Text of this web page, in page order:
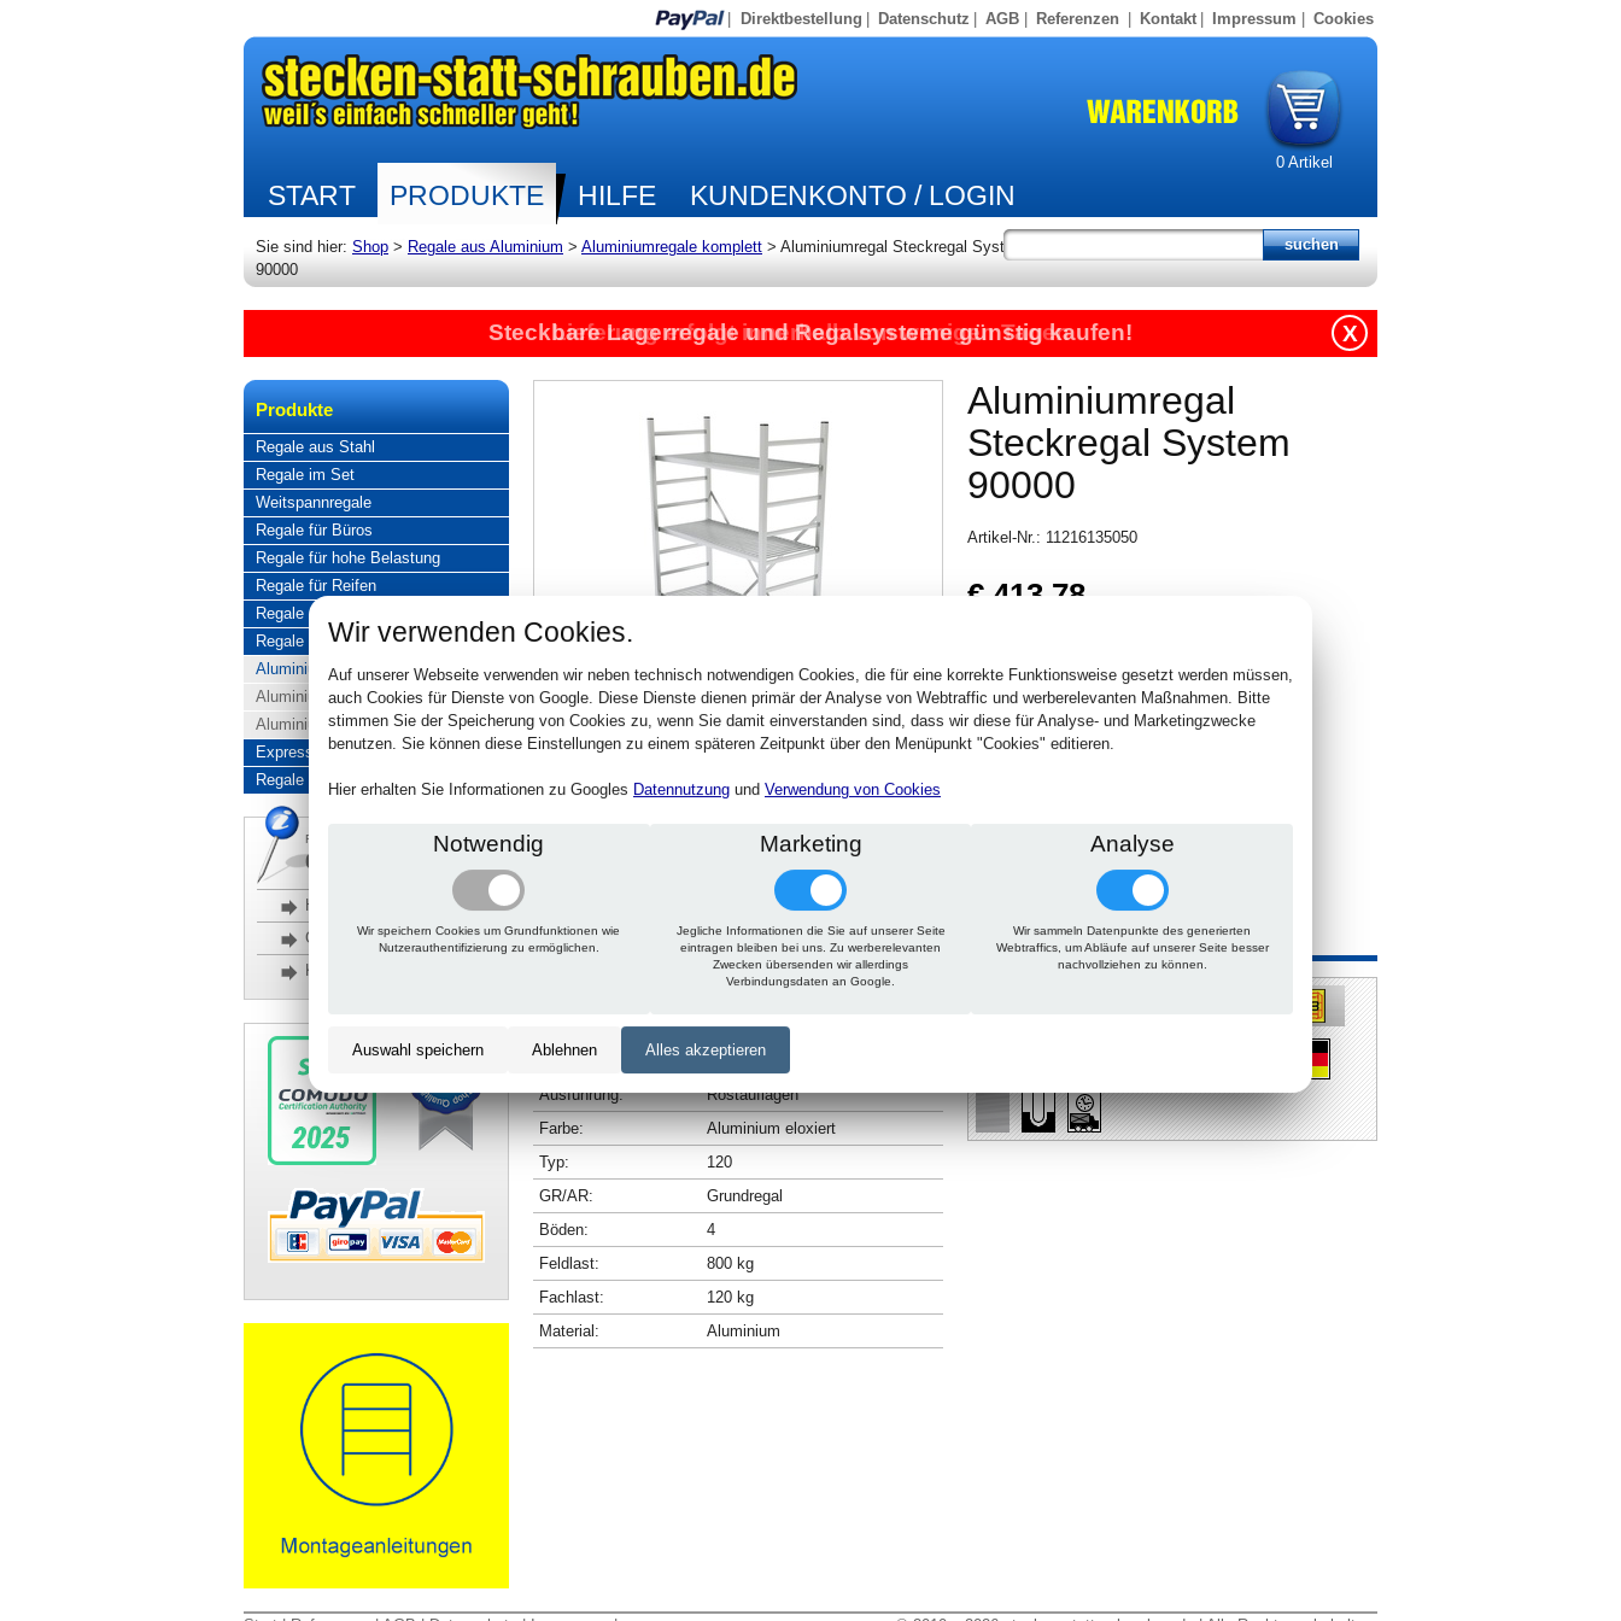
Direktbestellung Datenschutz AGB Referenzen Kontakt Impressum Cookies
0Artikel
START PRODUKTE HILFE KUNDENKONTO / LOGIN
Sie sind hier: Shop > Regale aus Aluminium > Aluminiumregale komplett > Aluminiumregal Steckregal System
90000
Steckbare Lagerregale und Regalsysteme günstig kaufen!
Lieferung erfolgt innerhalb von wenigen Tagen X
Produkte
Regale aus Stahl
Regale im Set
Weitspannregale
Regale für Büros
Regale für hohe Belastung
Regale für Reifen
Regale aus Edelstahl
Regale aus Aluminium
Aluminiumregale komplett
Aluminiumregal Baukasten
Aluminiumregal Kombinationen
Express-Produkte
Regale Reduziert
Rückfragen, Hilfe, Bestellen?
06201 690095-0
Häufige Fragen
Glossar
Kontakt
Aluminiumregal
Steckregal System
90000
Artikel-Nr.: 11216135050
€ 413,78
Stck.
Technische Daten Beschreibung Zu diesem Artikel passt auch
500 mm
Länge:
1350 mm
Ausführung:
Rostauflagen
Farbe:
Aluminium eloxiert
Typ:
120
GR/AR:
Grundregal
Böden:
4
Feldlast:
800 kg
Fachlast:
120 kg
Material:
Aluminium
Wir verwenden Cookies.
Auf unserer Webseite verwenden wir neben technisch notwendigen Cookies, die für eine korrekte Funktionsweise gesetzt werden müssen,
auch Cookies für Dienste von Google. Diese Dienste dienen primär der Analyse von Webtraffic und werberelevanten Maßnahmen. Bitte
stimmen Sie der Speicherung von Cookies zu, wenn Sie damit einverstanden sind, dass wir diese für Analyse- und Marketingzwecke
benutzen. Sie können diese Einstellungen zu einem späteren Zeitpunkt über den Menüpunkt "Cookies" editieren.
Hier erhalten Sie Informationen zu Googles Datennutzung und Verwendung von Cookies
Notwendig
Wir speichern Cookies um Grundfunktionen wie
Nutzerauthentifizierung zu ermöglichen.
Marketing
Jegliche Informationen die Sie auf unserer Seite
eintragen bleiben bei uns. Zu werberelevanten
Zwecken übersenden wir allerdings
Verbindungsdaten an Google.
Analyse
Wir sammeln Datenpunkte des generierten
Webtraffics, um Abläufe auf unserer Seite besser
nachvollziehen zu können.
Auswahl speichern Ablehnen Alles akzeptieren